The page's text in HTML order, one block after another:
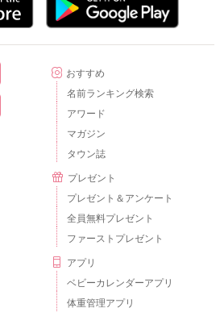
おすすめ
名前ランキング検索
アワード
マガジン
タウン誌
プレゼント
プレゼント＆アンケート
全員無料プレゼント
ファーストプレゼント
アプリ
ベビーカレンダーアプリ
体重管理アプリ